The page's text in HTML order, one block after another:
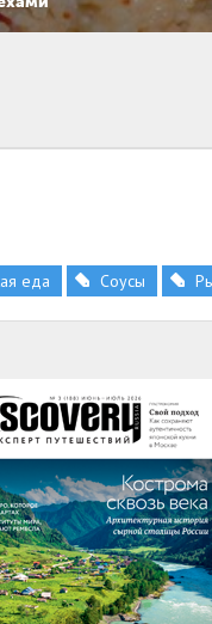
еда Соусы